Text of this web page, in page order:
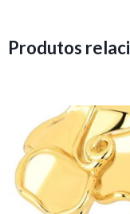
Produtos